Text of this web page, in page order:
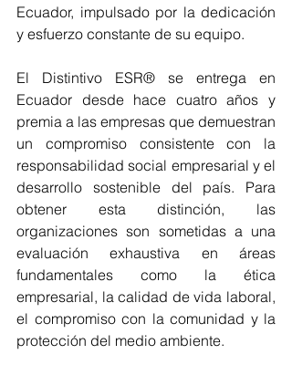
Ecuador, impulsado por la dedicación
y esfuerzo constante de su equipo.
El Distintivo ESR® se entrega en
Ecuador desde hace cuatro años y
premia a las empresas que demuestran
un compromiso consistente con la
responsabilidad social empresarial y el
desarrollo sostenible del país. Para
obtener esta distinción, las
organizaciones son sometidas a una
evaluación exhaustiva en áreas
fundamentales como la ética
empresarial, la calidad de vida laboral,
el compromiso con la comunidad y la
protección del medio ambiente.